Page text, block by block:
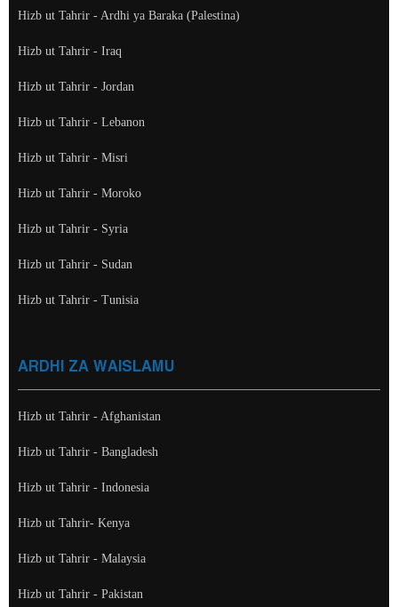
Hizb ut Tahrir - Ardhi ya Baraka (Palestina)
Hizb ut Tahrir - Iraq
Hizb ut Tahrir - Jordan
Hizb ut Tahrir - Lebanon
Hizb ut Tahrir - Misri
Hizb ut Tahrir - Moroko
Hizb ut Tahrir - Syria
Hizb ut Tahrir - Sudan
Hizb ut Tahrir - Tunisia
ARDHI ZA WAISLAMU
Hizb ut Tahrir - Afghanistan
Hizb ut Tahrir - Bangladesh
Hizb ut Tahrir - Indonesia
Hizb ut Tahrir- Kenya
Hizb ut Tahrir - Malaysia
Hizb ut Tahrir - Pakistan